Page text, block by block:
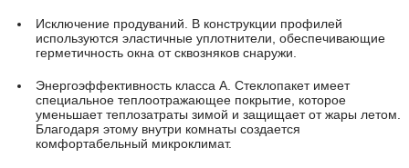
Исключение продуваний. В конструкции профилей
используются эластичные уплотнители, обеспечивающие
герметичность окна от сквозняков снаружи.
Энергоэффективность класса А. Стеклопакет имеет
специальное теплоотражающее покрытие, которое
уменьшает теплозатраты зимой и защищает от жары летом.
Благодаря этому внутри комнаты создается
комфортабельный микроклимат.